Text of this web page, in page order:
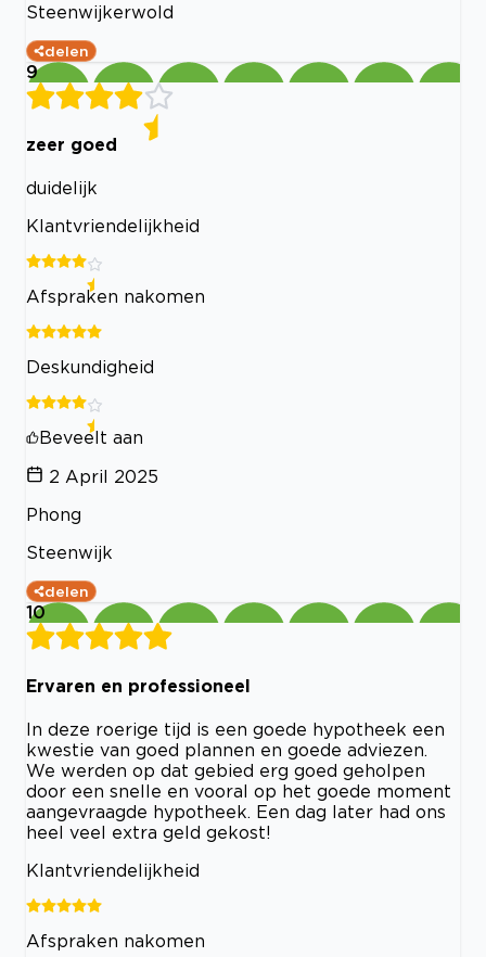
Steenwijkerwold
delen
9
zeer goed
duidelijk
Klantvriendelijkheid
Afspraken nakomen
Deskundigheid
Beveelt aan
2 April 2025
Phong
Steenwijk
delen
10
Ervaren en professioneel
In deze roerige tijd is een goede hypotheek een
kwestie van goed plannen en goede adviezen.
We werden op dat gebied erg goed geholpen
door een snelle en vooral op het goede moment
aangevraagde hypotheek. Een dag later had ons
heel veel extra geld gekost!
Klantvriendelijkheid
Afspraken nakomen